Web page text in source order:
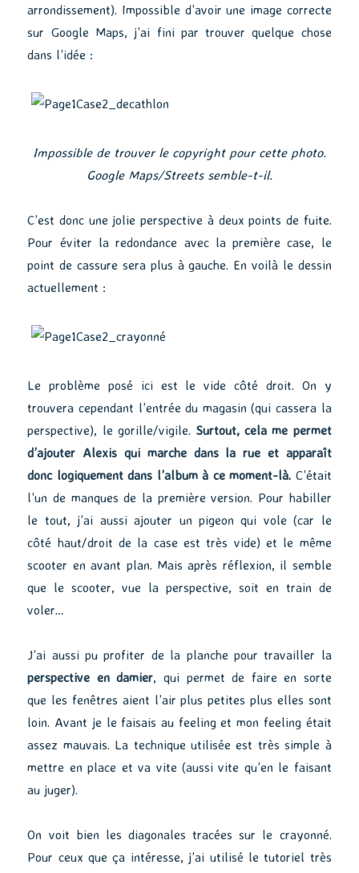
arrondissement). Impossible d’avoir une image correcte
sur Google Maps, j’ai fini par trouver quelque chose
dans l’idée :
Impossible de trouver le copyright pour cette photo.
Google Maps/Streets semble-t-il.
C’est donc une jolie perspective à deux points de fuite.
Pour éviter la redondance avec la première case, le
point de cassure sera plus à gauche. En voilà le dessin
actuellement :
Le problème posé ici est le vide côté droit. On y
trouvera cependant l’entrée du magasin (qui cassera la
perspective), le gorille/vigile. Surtout, cela me permet
d’ajouter Alexis qui marche dans la rue et apparaît
donc logiquement dans l’album à ce moment-là. C’était
l’un de manques de la première version. Pour habiller
le tout, j’ai aussi ajouter un pigeon qui vole (car le
côté haut/droit de la case est très vide) et le même
scooter en avant plan. Mais après réflexion, il semble
que le scooter, vue la perspective, soit en train de
voler…
J’ai aussi pu profiter de la planche pour travailler la
perspective en damier, qui permet de faire en sorte
que les fenêtres aient l’air plus petites plus elles sont
loin. Avant je le faisais au feeling et mon feeling était
assez mauvais. La technique utilisée est très simple à
mettre en place et va vite (aussi vite qu’en le faisant
au juger).
On voit bien les diagonales tracées sur le crayonné.
Pour ceux que ça intéresse, j’ai utilisé le tutoriel très